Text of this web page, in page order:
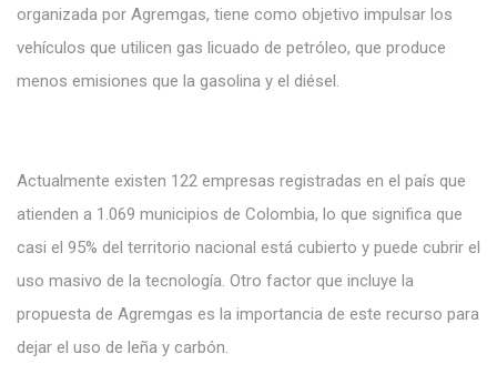
organizada por Agremgas, tiene como objetivo impulsar los
vehículos que utilicen gas licuado de petróleo, que produce
menos emisiones que la gasolina y el diésel.
Actualmente existen 122 empresas registradas en el país que
atienden a 1.069 municipios de Colombia, lo que significa que
casi el 95% del territorio nacional está cubierto y puede cubrir el
uso masivo de la tecnología. Otro factor que incluye la
propuesta de Agremgas es la importancia de este recurso para
dejar el uso de leña y carbón.